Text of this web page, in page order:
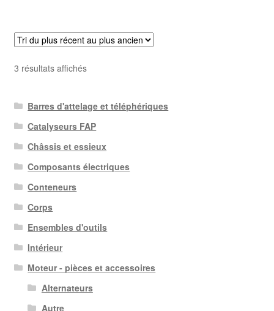
3 résultats affichésTrié
récent
au
plus
ancien
Barres d'attelage et téléphériques
Catalyseurs FAP
Châssis et essieux
Composants électriques
Conteneurs
Corps
Ensembles d'outils
Intérieur
Moteur - pièces et accessoires
Alternateurs
Autre